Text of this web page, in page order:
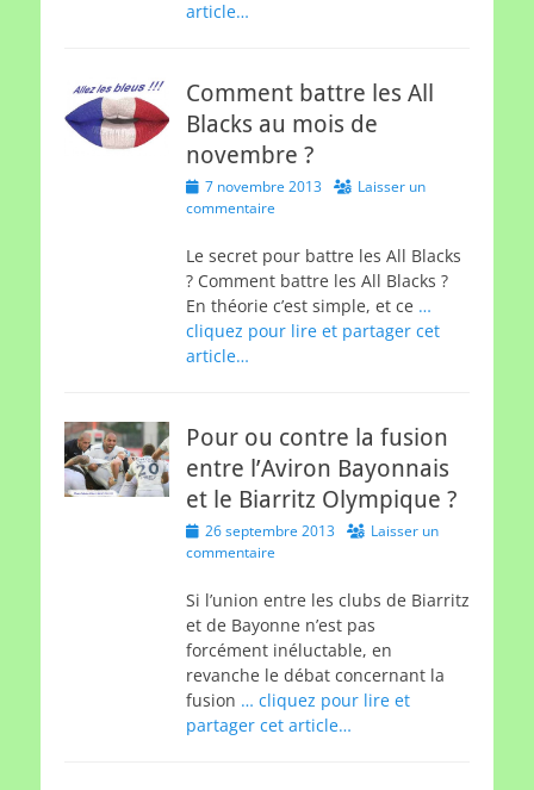
article…
Comment battre les All
Blacks au mois de
novembre ?
Posted
on
7 novembre 2013
Laisser un
commentaire
Le secret pour battre les All Blacks
? Comment battre les All Blacks ?
En théorie c’est simple, et ce …
cliquez pour lire et partager cet
article…
Pour ou contre la fusion
entre l’Aviron Bayonnais
et le Biarritz Olympique ?
Posted
on
26 septembre 2013
Laisser un
commentaire
Si l’union entre les clubs de Biarritz
et de Bayonne n’est pas
forcément inéluctable, en
revanche le débat concernant la
fusion … cliquez pour lire et
partager cet article…